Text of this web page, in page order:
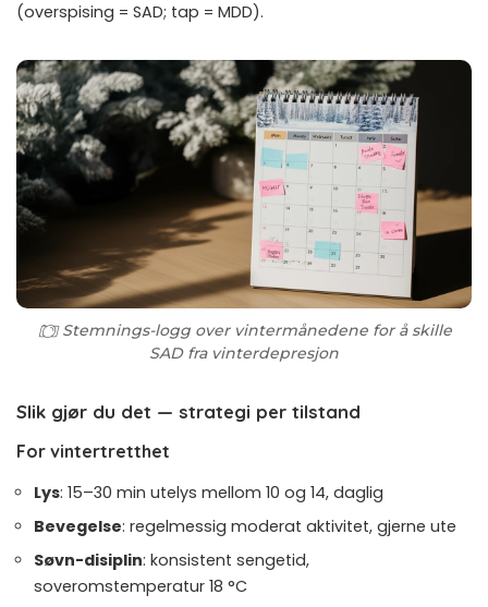
(overspising = SAD; tap = MDD).
Stemnings-logg over vintermånedene for å skille
SAD fra vinterdepresjon
Slik gjør du det — strategi per tilstand
For vintertretthet
Lys: 15–30 min utelys mellom 10 og 14, daglig
Bevegelse: regelmessig moderat aktivitet, gjerne ute
Søvn-disiplin: konsistent sengetid,
soveromstemperatur 18 °C